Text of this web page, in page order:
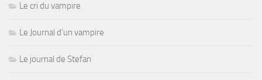
Le cri du vampire
Le Journal d'un vampire
Le journal de Stefan